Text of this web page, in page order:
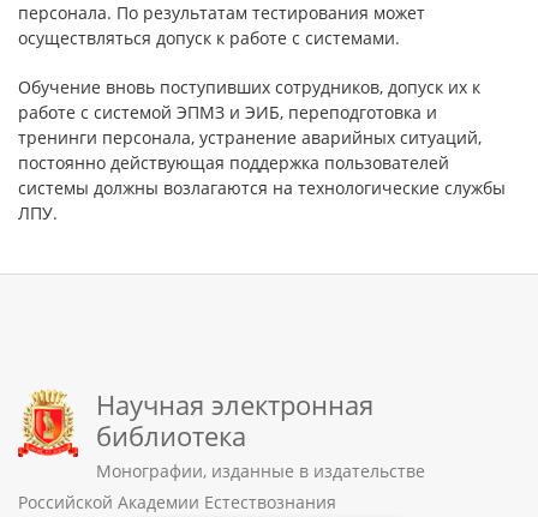
персонала. По результатам тестирования может
осуществляться допуск к работе с системами.
Обучение вновь поступивших сотрудников, допуск их к
работе с системой ЭПМЗ и ЭИБ, переподготовка и
тренинги персонала, устранение аварийных ситуаций,
постоянно действующая поддержка пользователей
системы должны возлагаются на технологические службы
ЛПУ.
Научная электронная
библиотека
Монографии, изданные в издательстве
Российской Академии Естествознания